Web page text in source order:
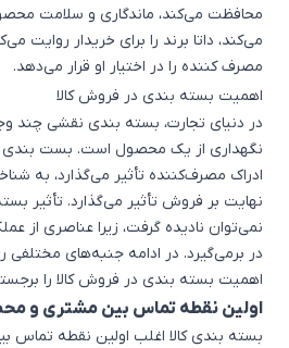
محافظت می‌کند، ماندگاری و سلامت
می‌کند، داتا برند را برای خریدار روایت
مصرف کننده را در اختیار او قرار می‌دهد.
اهمیت بسته بندی در فروش کالا
در دنیای تجارت، بسته بندی نقشی چند
نگهداری از یک محصول است. بست بندی
ادراک مصرف‌کننده تأثیر می‌گذارد، به
نهایت بر فروش تأثیر می‌گذارد. تأثیر
نمی‌توان نادیده گرفت، زیرا عناصری از
در برمی‌گیرد. در ادامه جنبه‌های مختلفی
اهمیت بسته بندی در فروش کالا را
اولین نقطه تماس بین مشتری و
بسته بندی کالا اغلب اولین نقطه